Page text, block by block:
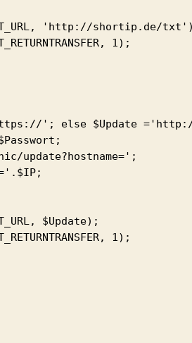
'http://shortip.de/
1);
'; else $Update
update?hostname=';
$Update);
1);